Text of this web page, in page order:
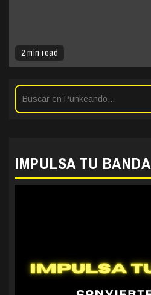
2 min read
IMPULSA TU BANDA